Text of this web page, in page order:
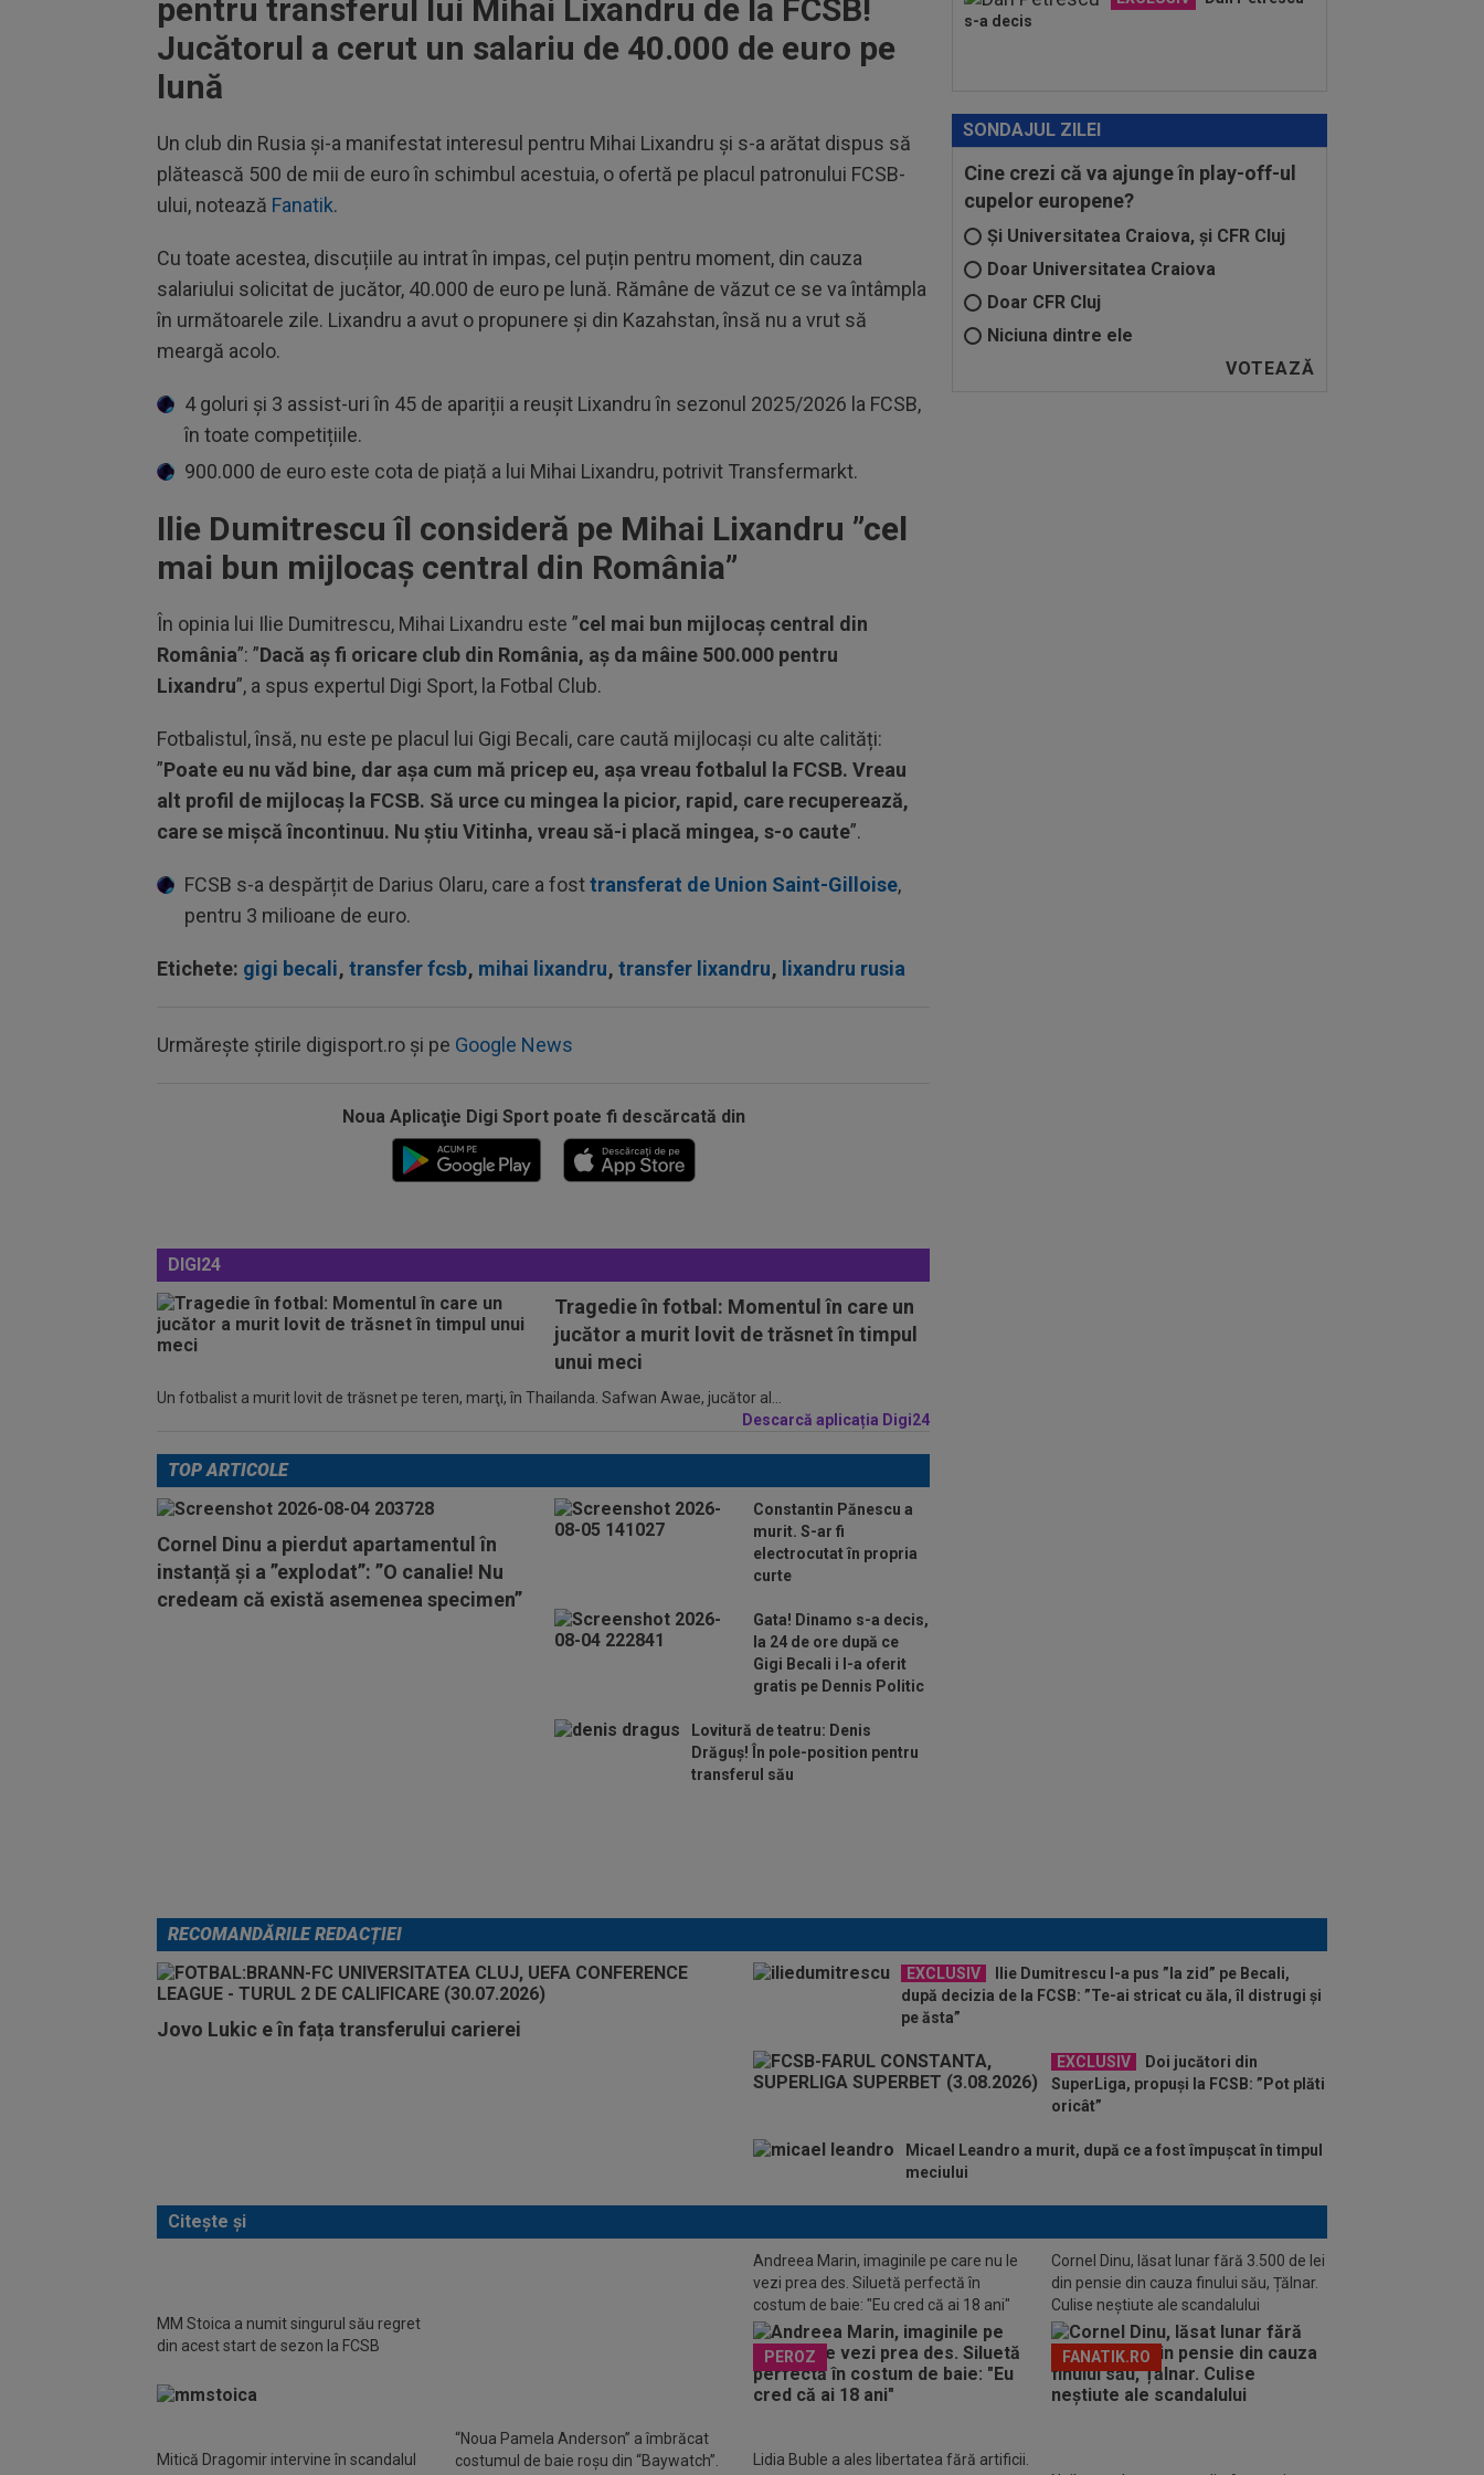
pentru transferul lui Mihai Lixandru de la FCSB!
Jucătorul a cerut un salariu de 40.000 de euro pe
lună
Un club din Rusia și-a manifestat interesul pentru Mihai Lixandru și s-a arătat dispus să
plătească 500 de mii de euro în schimbul acestuia, o ofertă pe placul patronului FCSB-
ului, notează Fanatik.
Cu toate acestea, discuțiile au intrat în impas, cel puțin pentru moment, din cauza
salariului solicitat de jucător, 40.000 de euro pe lună. Rămâne de văzut ce se va întâmpla
în următoarele zile. Lixandru a avut o propunere și din Kazahstan, însă nu a vrut să
meargă acolo.
4 goluri și 3 assist-uri în 45 de apariții a reușit Lixandru în sezonul 2025/2026 la FCSB,
în toate competițiile.
900.000 de euro este cota de piață a lui Mihai Lixandru, potrivit Transfermarkt.
Ilie Dumitrescu îl consideră pe Mihai Lixandru ”cel
mai bun mijlocaș central din România”
În opinia lui Ilie Dumitrescu, Mihai Lixandru este ”cel mai bun mijlocaș central din
România”: ”Dacă aș fi oricare club din România, aș da mâine 500.000 pentru
Lixandru”, a spus expertul Digi Sport, la Fotbal Club.
Fotbalistul, însă, nu este pe placul lui Gigi Becali, care caută mijlocași cu alte calități:
”Poate eu nu văd bine, dar așa cum mă pricep eu, așa vreau fotbalul la FCSB. Vreau
alt profil de mijlocaș la FCSB. Să urce cu mingea la picior, rapid, care recuperează,
care se mișcă încontinuu. Nu știu Vitinha, vreau să-i placă mingea, s-o caute”.
FCSB s-a despărțit de Darius Olaru, care a fosttransferat de Union Saint-Gilloise,
pentru 3 milioane de euro.
Etichete: gigi becali, transfer fcsb, mihai lixandru, transfer lixandru, lixandru rusia
Urmărește știrile digisport.ro și pe Google News
Noua Aplicaţie Digi Sport poate fi descărcată din
DIGI24
Tragedie în fotbal: Momentul în care un
jucător a murit lovit de trăsnet în timpul
unui meci
Un fotbalist a murit lovit de trăsnet pe teren, marţi, în Thailanda. Safwan Awae, jucător al...
Descarcă aplicația Digi24
s-a decis
SONDAJUL ZILEI
Cine crezi că va ajunge în play-off-ul
cupelor europene?
Și Universitatea Craiova, și CFR Cluj
Doar Universitatea Craiova
Doar CFR Cluj
Niciuna dintre ele
TOP ARTICOLE
Cornel Dinu a pierdut apartamentul în
instanță și a ”explodat”: ”O canalie! Nu
credeam că există asemenea specimen”
Constantin Pănescu a
murit. S-ar fi
electrocutat în propria
curte
Gata! Dinamo s-a decis,
la 24 de ore după ce
Gigi Becali i l-a oferit
gratis pe Dennis Politic
Lovitură de teatru: Denis
Drăguș! În pole-position pentru
transferul său
RECOMANDĂRILE REDACȚIEI
Jovo Lukic e în fața transferului carierei
EXCLUSIV
Ilie Dumitrescu l-a pus ”la zid” pe Becali,
după decizia de la FCSB: ”Te-ai stricat cu ăla, îl distrugi și
pe ăsta”
EXCLUSIV
Doi jucători din
SuperLiga, propuși la FCSB: ”Pot plăti
oricât”
Micael Leandro a murit, după ce a fost împușcat în timpul
meciului
Citește și
MM Stoica a numit singurul său regret
din acest start de sezon la FCSB
Andreea Marin, imaginile pe care nu le
vezi prea des. Siluetă perfectă în
costum de baie: "Eu cred că ai 18 ani"
PEROZ
Cornel Dinu, lăsat lunar fără 3.500 de lei
din pensie din cauza finului său, Țălnar.
Culise neștiute ale scandalului
FANATIK.RO
Mitică Dragomir intervine în scandalul
“Noua Pamela Anderson” a îmbrăcat
costumul de baie roșu din “Baywatch”.
Lidia Buble a ales libertatea fără artificii.